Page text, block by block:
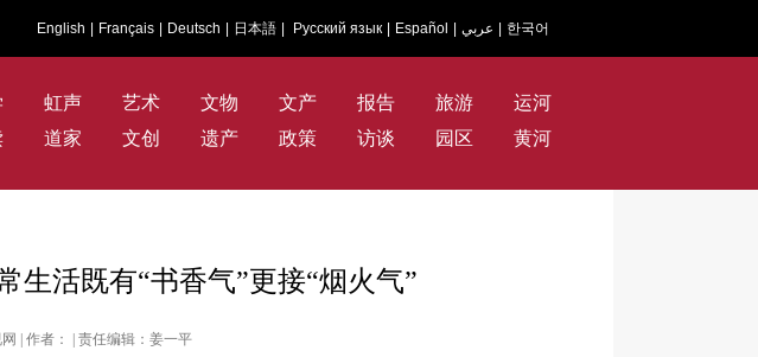
English Français Deutsch 日本語 Русский язык Español عربي 한국어
虹声 艺术 文物 文产 报告 旅游
运河
道家 文创 遗产 政策 访谈 园区 黄河
生活既有“书香气”更接“烟火气”
| 作者： | 责任编辑：姜一平